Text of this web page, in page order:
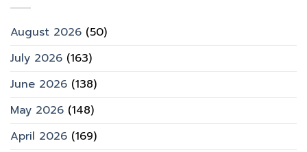
August 2026 (50)
July 2026 (163)
June 2026 (138)
May 2026 (148)
April 2026 (169)